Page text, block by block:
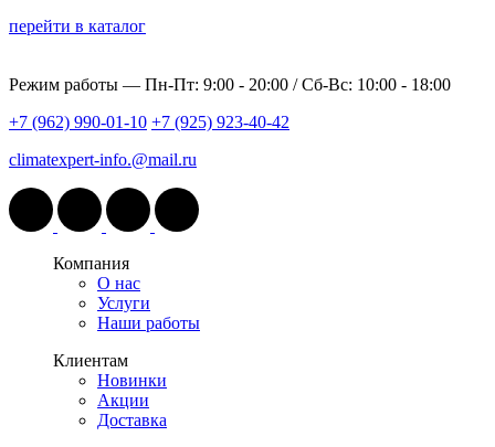
перейти в каталог
Режим работы — Пн-Пт: 9:00 - 20:00 / Сб-Вс: 10:00 - 18:00
+7 (962) 990-01-10 +7 (925) 923-40-42
climatexpert-info.@mail.ru
Компания
О нас
Услуги
Наши работы
Клиентам
Новинки
Акции
Доставка